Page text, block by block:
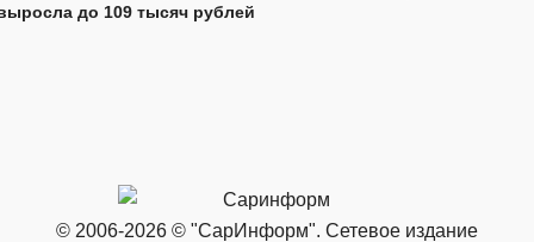
до 109 тысяч рублей
© 2006-2026 © "СарИнформ". Сетевое издание